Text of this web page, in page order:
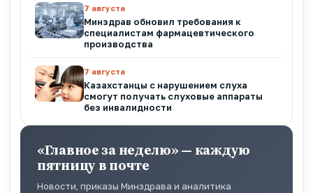
7 августа
Минздрав обновил требования к
специалистам фармацевтического
производства
7 августа
Казахстанцы с нарушением слуха
смогут получать слуховые аппараты
без инвалидности
«Главное за неделю» — каждую
пятницу в почте
Новости, приказы Минздрава и аналитика